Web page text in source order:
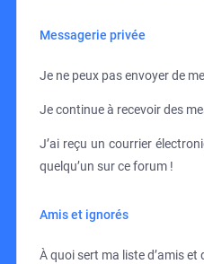
Messagerie privée
Je ne peux pas envoyer de
Je continue à recevoir des
J’ai reçu un courrier
quelqu’un sur ce forum !
Amis et ignorés
À quoi sert ma liste d’amis et